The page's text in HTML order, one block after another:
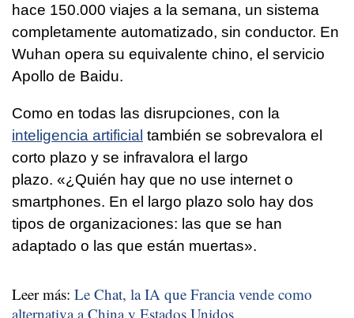
hace 150.000 viajes a la semana, un sistema
completamente automatizado, sin conductor. En
Wuhan opera su equivalente chino, el servicio
Apollo de Baidu.
Como en todas las disrupciones, con la
inteligencia artificial también se sobrevalora el
corto plazo y se infravalora el largo
plazo. «¿Quién hay que no use internet o
smartphones. En el largo plazo solo hay dos
tipos de organizaciones: las que se han
adaptado o las que están muertas».
Leer más: Le Chat, la IA que Francia vende como
alternativa a China y Estados Unidos